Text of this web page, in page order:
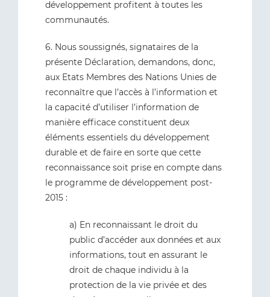
développement profitent à toutes les
communautés.
6. Nous soussignés, signataires de la
présente Déclaration, demandons, donc,
aux Etats Membres des Nations Unies de
reconnaître que l’accès à l’information et
la capacité d’utiliser l’information de
manière efficace constituent deux
éléments essentiels du développement
durable et de faire en sorte que cette
reconnaissance soit prise en compte dans
le programme de développement post-
2015 :
a) En reconnaissant le droit du
public d’accéder aux données et aux
informations, tout en assurant le
droit de chaque individu à la
protection de la vie privée et des